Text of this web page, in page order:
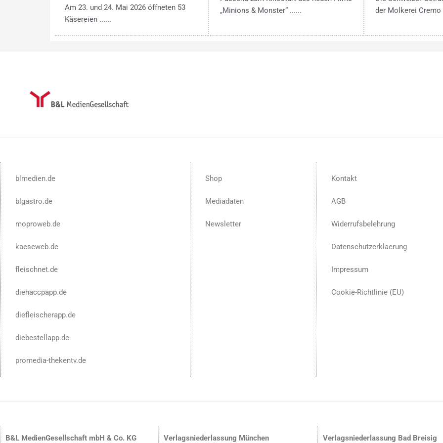
Am 23. und 24. Mai 2026 öffneten 53
Käsereien ......
„Minions & Monster“ ......
der Molkerei Cremo
blmedien.de
blgastro.de
moproweb.de
kaeseweb.de
fleischnet.de
diehaccpapp.de
diefleischerapp.de
diebestellapp.de
promedia-thekentv.de
Shop
Mediadaten
Newsletter
Kontakt
AGB
Widerrufsbelehrung
Datenschutzerklaerung
Impressum
Cookie-Richtlinie (EU)
B&L MedienGesellschaft mbH & Co. KG Verlagsniederlassung München Verlagsniederlassung Bad Breisig